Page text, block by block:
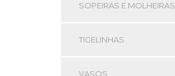
SOPEIRAS E MOLHEIRAS
TIGELINHAS
VASOS